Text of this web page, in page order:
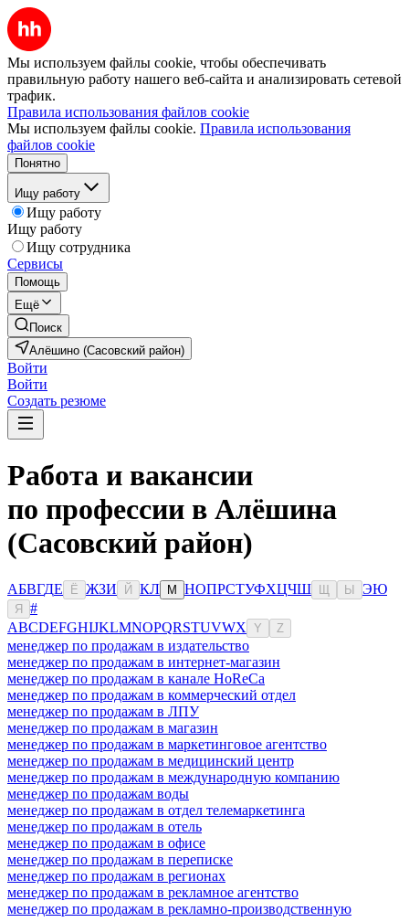
Мы используем файлы cookie, чтобы обеспечивать
правильную работу нашего веб-сайта и анализировать сетевой
трафик.
Правила использования файлов cookie
Мы используем файлы cookie. Правила использования
файлов cookie
Понятно
Ищу работу
Ищу работу
Ищу работу
Ищу сотрудника
Сервисы
Помощь
Ещё
Поиск
Алёшино (Сасовский район)
Войти
Войти
Создать резюме
Работа и вакансии
по профессии в Алёшина
(Сасовский район)
АБВГДЕ Ё ЖЗИ Й КЛ М НОПРСТУФХЦЧШ Ы ЭЮ
Я
#
ABCDEFGHIJKLMNOPQRSTUVWX Y Z
менеджер по продажам в издательство
менеджер по продажам в интернет-магазин
менеджер по продажам в канале HoReCa
менеджер по продажам в коммерческий отдел
менеджер по продажам в ЛПУ
менеджер по продажам в магазин
менеджер по продажам в маркетинговое агентство
менеджер по продажам в медицинский центр
менеджер по продажам в международную компанию
менеджер по продажам воды
менеджер по продажам в отдел телемаркетинга
менеджер по продажам в отель
менеджер по продажам в офисе
менеджер по продажам в переписке
менеджер по продажам в регионах
менеджер по продажам в рекламное агентство
менеджер по продажам в рекламно-производственную